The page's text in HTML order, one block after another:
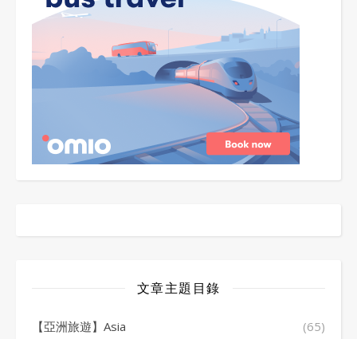
文章主題目錄
【亞洲旅遊】Asia (65)